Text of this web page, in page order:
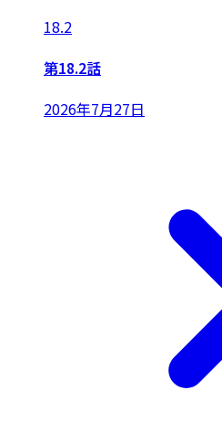
18.2
第18.2話
2026年7月27日